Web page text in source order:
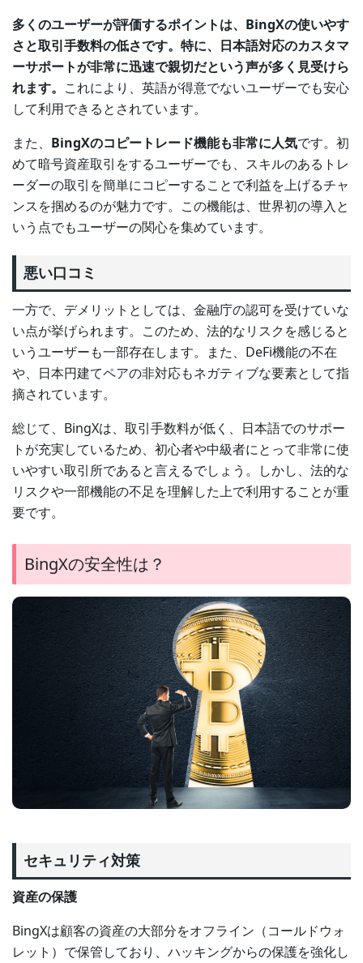
多くのユーザーが評価するポイントは、BingXの使いやす
さと取引手数料の低さです。特に、日本語対応のカスタマ
ーサポートが非常に迅速で親切だという声が多く見受けら
れます。 これにより、英語が得意でないユーザーでも安心
して利用できるとされています。
また、 BingXのコピートレード機能も非常に人気です。初
めて暗号資産取引をするユーザーでも、スキルのあるトレ
ーダーの取引を簡単にコピーすることで利益を上げるチャ
ンスを掴めるのが魅力です。この機能は、世界初の導入と
いう点でもユーザーの関心を集めています。
悪い口コミ
一方で、デメリットとしては、金融庁の認可を受けていな
い点が挙げられます。このため、法的なリスクを感じると
いうユーザーも一部存在します。また、DeFi機能の不在
や、日本円建てペアの非対応もネガティブな要素として指
摘されています。
総じて、BingXは、取引手数料が低く、日本語でのサポー
トが充実しているため、初心者や中級者にとって非常に使
いやすい取引所であると言えるでしょう。しかし、法的な
リスクや一部機能の不足を理解した上で利用することが重
要です。
BingXの安全性は？
セキュリティ対策
資産の保護
BingXは顧客の資産の大部分をオフライン（コールドウォ
レット）で保管しており、ハッキングからの保護を強化し